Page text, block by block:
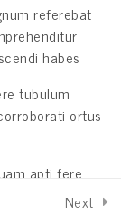
referebat
habes
tubulum
ortus
apti fere
duasNext